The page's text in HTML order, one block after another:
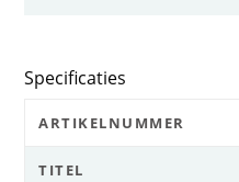
Specificaties
ARTIKELNUMMER
TITEL